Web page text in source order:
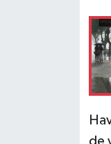
de
Tarihi